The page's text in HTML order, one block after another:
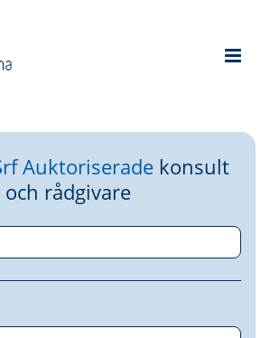
Auktoriserade konsult
och rådgivare